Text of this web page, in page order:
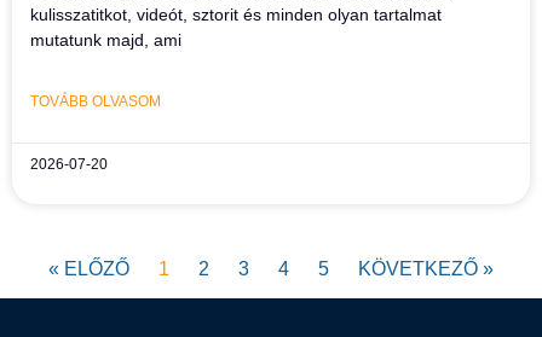
kulisszatitkot, videót, sztorit és minden olyan tartalmat
mutatunk majd, ami
TOVÁBB OLVASOM
2026-07-20
« ELŐZŐ 1 2 3 4 5 KÖVETKEZŐ »